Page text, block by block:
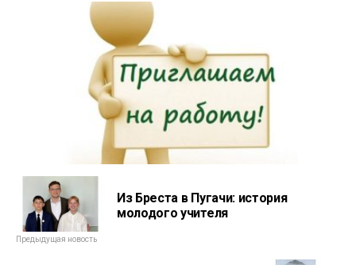
Из Бреста в Пугачи: история
молодого учителя
Предыдущая новость